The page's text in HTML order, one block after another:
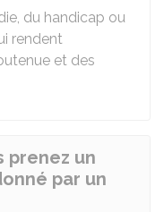
du handicap ou
rendent
et des
prenez un
par un